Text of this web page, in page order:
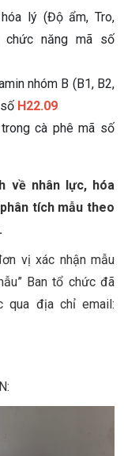
lý (Độ ẩm, Tro,
chức năng mã số
nhóm B (B1, B2,
H22.09
cà phê mã số
về nhân lực, hóa
tích mẫu theo
vị xác nhận mẫu
Ban tổ chức đã
địa chỉ email: